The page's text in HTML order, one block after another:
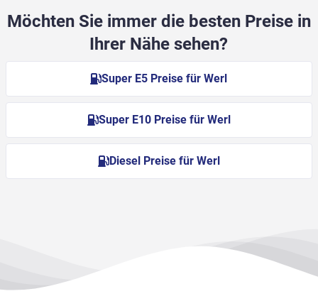
Möchten Sie immer die besten Preise in
Ihrer Nähe sehen?
Super E5 Preise für Werl
Super E10 Preise für Werl
Diesel Preise für Werl